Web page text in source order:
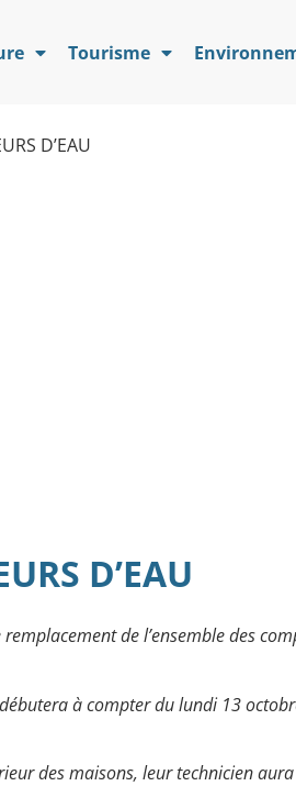
Tourisme
D’EAU
D’EAU
de l’ensemble des
à compter du lundi 13
des maisons, leur technicien aura